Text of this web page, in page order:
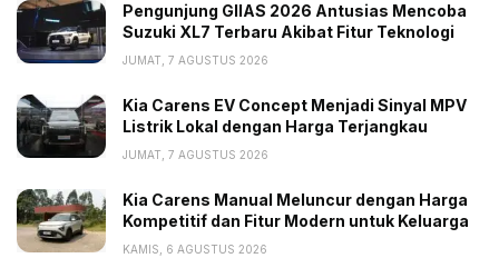
BEV sebagai kendaraan dinas. Hal ini juga menjadi
salah satu perwujudan komitmen untuk mengurangi
pada 2060. Ketentuan tersebut tertuang dalam
Instruksi Presiden (Inpres) Nomor 7 Tahun 2022
tentang Penggunaan Kendaraan Bermotor Listrik
Berbasis Baterai (Battery Electric Vehicle) sebagai
Kendaraan Dinas Operasional dan/atau Kendaraan
Perorangan Dinas Instansi Pemerintah Pusat dan
Pengunjung GIIAS 2026 Antusias Mencoba
Suzuki XL7 Terbaru Akibat Fitur Teknologi
JUMAT, 7 AGUSTUS 2026
Kia Carens EV Concept Menjadi Sinyal MPV
Listrik Lokal dengan Harga Terjangkau
JUMAT, 7 AGUSTUS 2026
Kia Carens Manual Meluncur dengan Harga
Kompetitif dan Fitur Modern untuk Keluarga
KAMIS, 6 AGUSTUS 2026